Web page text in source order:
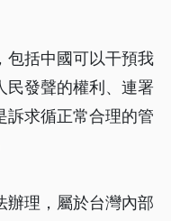
包括中國可以干預我
民發聲的權利、連署
訴求循正常合理的管
辦理，屬於台灣內部